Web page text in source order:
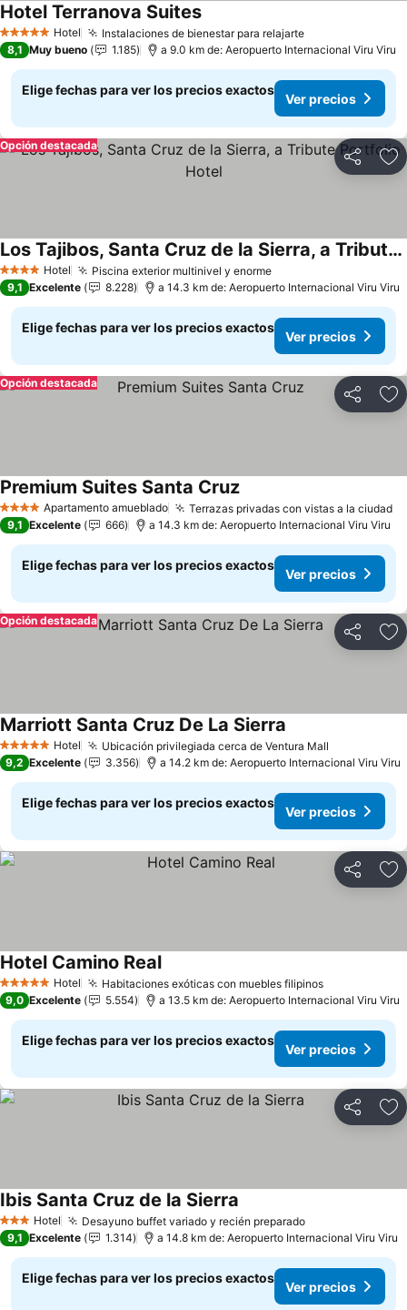
5 Estrellas Hotel Instalaciones de bienestar para relajarte
Hotel Terranova Suites
8,1 Muy bueno 1.185 a 9.0 km de: Aeropuerto Internacional Viru Viru
Elige fechas para ver los precios exactos
Ver precios
Compartir
Opción destacada
4 EstrellasHotel Piscina exterior multinivel y enorme
Los Tajibos, Santa Cruz de la Sierra, a Tribute Portfolio Hotel
9,1 Excelente 8.228 a 14.3 km de: Aeropuerto Internacional Viru Viru
Elige fechas para ver los precios exactos
Ver precios
Compartir
Opción destacada
4 EstrellasApartamento amueblado Terrazas privadas con vistas a la ciudad
Premium Suites Santa Cruz
9,1 Excelente 666 a 14.3 km de: Aeropuerto Internacional Viru Viru
Elige fechas para ver los precios exactos
Ver precios
Compartir
Opción destacada
5 Estrellas Hotel Ubicación privilegiada cerca de Ventura Mall
Marriott Santa Cruz De La Sierra
9,2 Excelente 3.356 a 14.2 km de: Aeropuerto Internacional Viru Viru
Elige fechas para ver los precios exactos
Ver precios
Compartir
5 Estrellas Hotel Habitaciones exóticas con muebles filipinos
Hotel Camino Real
9,0 Excelente 5.554 a 13.5 km de: Aeropuerto Internacional Viru Viru
Elige fechas para ver los precios exactos
Ver precios
Compartir
3 Estrellas
Hotel Desayuno buffet variado y recién preparado
Ibis Santa Cruz de la Sierra
9,1 Excelente 1.314 a 14.8 km de: Aeropuerto Internacional Viru Viru
Elige fechas para ver los precios exactos
Ver precios